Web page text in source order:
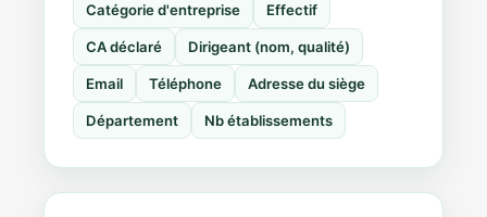
Catégorie d'entreprise Effectif
CA déclaré Dirigeant (nom, qualité)
Email Téléphone Adresse du siège
Département Nb établissements